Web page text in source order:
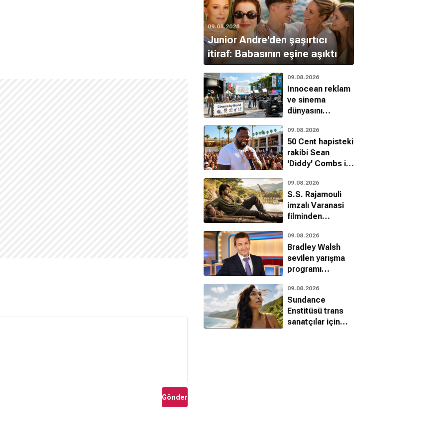
İyi Sanat Yönetimi şeklinde adaylıklar almıştır.
Gönder
09.08.2026
Junior Andre'den şaşırtıcı
itiraf: Babasının eşine aşıktı
09.08.2026
Innocean reklam
ve sinema
dünyasını
Cinema by Brand
girişimini başlattı
09.08.2026
50 Cent hapisteki
rakibi Sean
'Diddy' Combs ile
09.08.2026
S.S. Rajamouli
imzalı Varanasi
filminden
yeni kareleri
paylaşıldı
09.08.2026
Bradley Walsh
sevilen yarışma
programı
veda etti
09.08.2026
Sundance
Enstitüsü trans
sanatçılar için